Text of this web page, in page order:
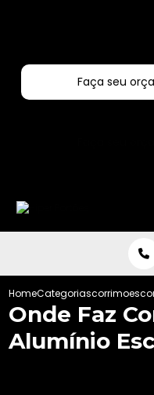
Faça seu
HomeCategoriascorrimoes
Onde Faz
Alumínio